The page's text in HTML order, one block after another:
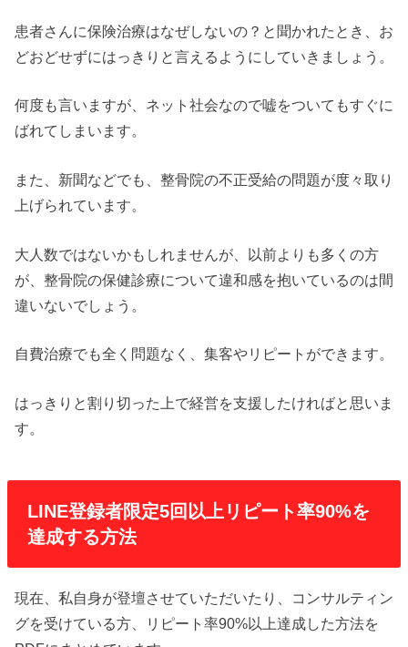
患者さんに保険治療はなぜしないの？と聞かれたとき、お
どおどせずにはっきりと言えるようにしていきましょう。
何度も言いますが、ネット社会なので嘘をついてもすぐに
ばれてしまいます。
また、新聞などでも、整骨院の不正受給の問題が度々取り
上げられています。
大人数ではないかもしれませんが、以前よりも多くの方
が、整骨院の保健診療について違和感を抱いているのは間
違いないでしょう。
自費治療でも全く問題なく、集客やリピートができます。
はっきりと割り切った上で経営を支援したければと思いま
す。
LINE登録者限定5回以上リピート率90%を
達成する方法
現在、私自身が登壇させていただいたり、コンサルティン
グを受けている方、リピート率90%以上達成した方法を